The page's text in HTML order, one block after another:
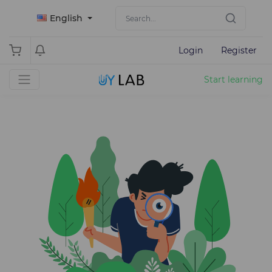
English
Login Register
Start learning